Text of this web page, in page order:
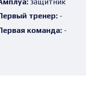
тренер:-
команда:-